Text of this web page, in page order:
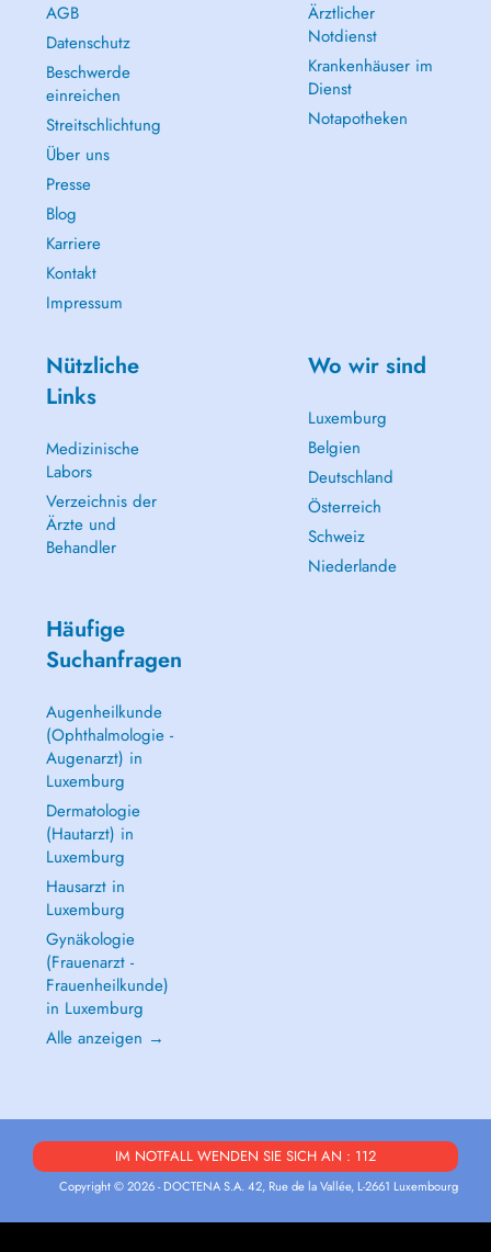
AGB
Datenschutz
Beschwerde
einreichen
Streitschlichtung
Über uns
Presse
Blog
Karriere
Kontakt
Impressum
Ärztlicher
Notdienst
Krankenhäuser im
Dienst
Notapotheken
Nützliche
Links
Medizinische
Labors
Verzeichnis der
Ärzte und
Behandler
Wo wir sind
Luxemburg
Belgien
Deutschland
Österreich
Schweiz
Niederlande
Häufige
Suchanfragen
Augenheilkunde
(Ophthalmologie -
Augenarzt) in
Luxemburg
Dermatologie
(Hautarzt) in
Luxemburg
Hausarzt in
Luxemburg
Gynäkologie
(Frauenarzt -
Frauenheilkunde)
in Luxemburg
Alle anzeigen →
IM NOTFALL WENDEN SIE SICH AN : 112
Copyright © 2026 - DOCTENA S.A. 42, Rue de la Vallée, L-2661 Luxembourg